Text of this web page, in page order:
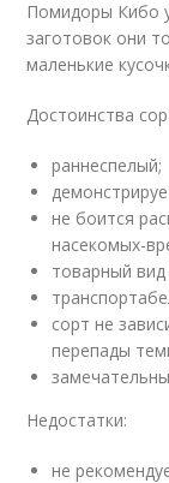
Помидоры Кибо
заготовок они
маленькие
Достоинства
раннеспелый;
не боится
насекомых-
товарный
сорт не
перепады
Недостатки:
не